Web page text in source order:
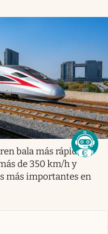
bala más rápido
de 350 km/h y
más importantes en